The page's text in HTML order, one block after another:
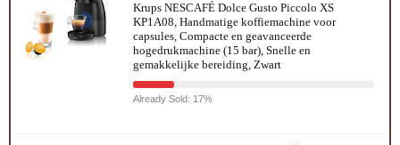
Krups NESCAFÉ Dolce Gusto Piccolo XS
KP1A08, Handmatige koffiemachine voor
capsules, Compacte en geavanceerde
hogedrukmachine (15 bar), Snelle en
gemakkelijke bereiding, Zwart
Already Sold: 17%